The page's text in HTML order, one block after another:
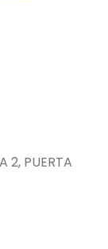
2, PUERTA